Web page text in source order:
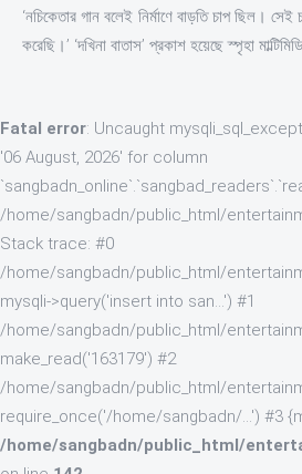
‘নচিকেতার গান বলেই নির্মাণে বাড়তি চাপ ছিল। সেই
করেছি।’ ‘দখিনা বাতাস’ প্রকাশ হয়েছে স্পৃহা
Fatal error: Uncaught
'06 August, 2026' for column
/home/sangbadn/public_html/
Stack trace: #0
/home/sangbadn/public_html/
mysqli->query('insert into san...') #1
/home/sangbadn/public_html/
make_read('163179') #2
/home/sangbadn/public_html/
require_once('/home/sangbadn/...') #3
/home/sangbadn/public_html/